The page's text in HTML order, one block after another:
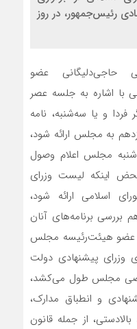
رئیس‌جمهور، در روز
حاجی‌دلیگانی عضو
با اشاره به جلسه عصر
و یا سه‌شنبه، نامه
به مجلس ارائه شود،
مجلس اعلام وصول
اینکه لیست وزرای
اسلامی ارائه شود،
برنامه‌های آنان
عضو هیئت‌رئیسه مجلس
وزرای پیشنهادی دولت
مجلس طول می‌کشد،
و انطباق مدارک،
از جمله قانون